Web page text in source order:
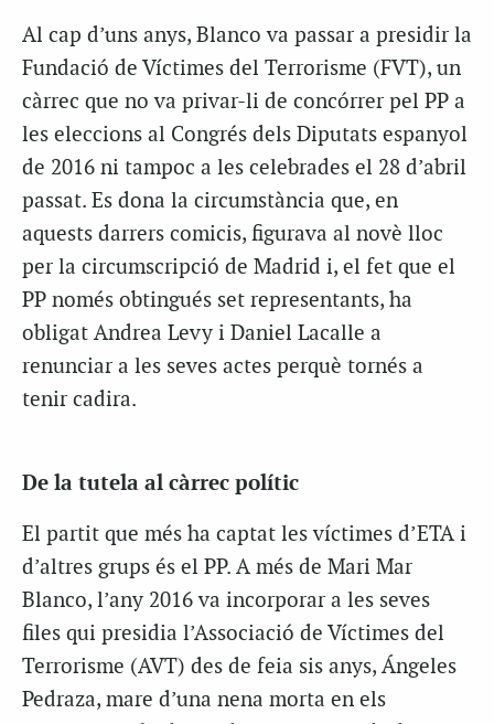
Al cap d’uns anys, Blanco va passar a presidir la
Fundació de Víctimes del Terrorisme (FVT), un
càrrec que no va privar-li de concórrer pel PP a
les eleccions al Congrés dels Diputats espanyol
de 2016 ni tampoc a les celebrades el 28 d’abril
passat. Es dona la circumstància que, en
aquests darrers comicis, figurava al novè lloc
per la circumscripció de Madrid i, el fet que el
PP només obtingués set representants, ha
obligat Andrea Levy i Daniel Lacalle a
renunciar a les seves actes perquè tornés a
tenir cadira.
De la tutela al càrrec polític
El partit que més ha captat les víctimes d’ETA i
d’altres grups és el PP. A més de Mari Mar
Blanco, l’any 2016 va incorporar a les seves
files qui presidia l’Associació de Víctimes del
Terrorisme (AVT) des de feia sis anys, Ángeles
Pedraza, mare d’una nena morta en els